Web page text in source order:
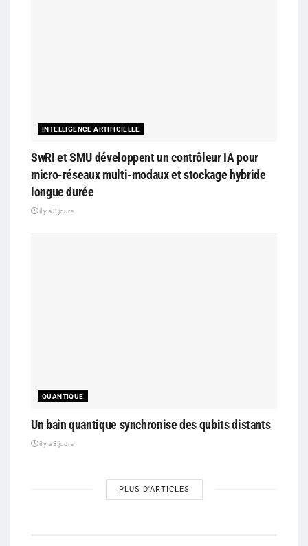
INTELLIGENCE ARTIFICIELLE
SwRI et SMU développent un contrôleur IA pour
micro-réseaux multi-modaux et stockage hybride
longue durée
il y a 3 jours
QUANTIQUE
Un bain quantique synchronise des qubits distants
il y a 3 jours
PLUS D'ARTICLES